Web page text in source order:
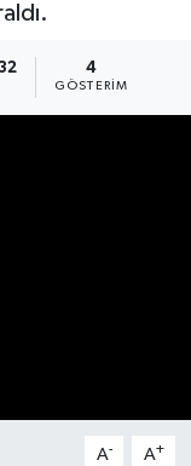
4
GÖSTERIM
A- A+